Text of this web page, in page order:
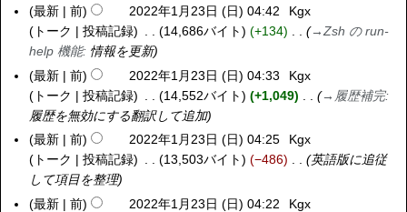
最新
前 2022年1月23日 (日) 04:42
Kgx
トーク
投稿記録 14,686バイト +134 →Zsh の run-
help 機能: 情報を更新
最新
前 2022年1月23日 (日) 04:33
Kgx
トーク
投稿記録 14,552バイト +1,049 → 履歴補完:
履歴を無効にする翻訳して追加
最新
前 2022年1月23日 (日) 04:25
Kgx
トーク
投稿記録 13,503バイト −486
英語版に追従
して項目を整理
最新
前 2022年1月23日 (日) 04:22
Kgx